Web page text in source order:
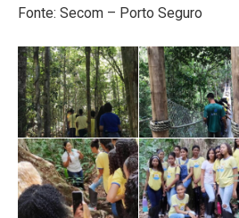
Fonte: Secom – Porto Seguro